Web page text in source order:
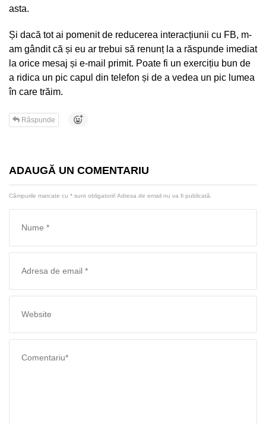
asta.
Și dacă tot ai pomenit de reducerea interacțiunii cu FB, m-
am gândit că și eu ar trebui să renunț la a răspunde imediat
la orice mesaj și e-mail primit. Poate fi un exercițiu bun de
a ridica un pic capul din telefon și de a vedea un pic lumea
în care trăim.
Răspunde
ADAUGĂ UN COMENTARIU
Câmpurile marcate cu * sunt obligatorii! Adresa de email nu va fi publicată.